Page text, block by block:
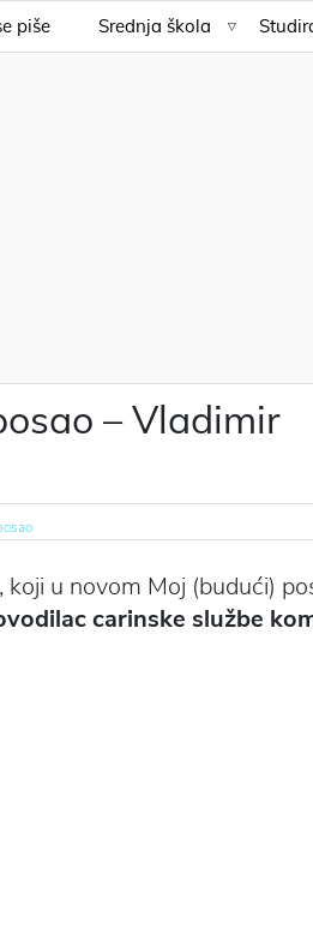
piše Srednja škola
– Vladimir
, koji u novom Moj (budući)
carinske službe